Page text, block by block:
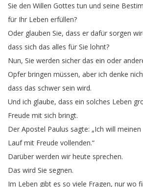
Sie den Willen Gottes tun und seine
für Ihr Leben erfüllen?
Oder glauben Sie, dass er dafür sorgen
dass sich das alles für Sie lohnt?
Nun, Sie werden sicher das ein oder
Opfer bringen müssen, aber ich denke
dass das schwer sein wird.
Und ich glaube, dass ein solches Leben
Freude mit sich bringt.
Der Apostel Paulus sagte: „Ich will meinen
Lauf mit Freude vollenden.“
Darüber werden wir heute sprechen.
Das wird Sie segnen.
Im Leben gibt es so viele Fragen, nur wo